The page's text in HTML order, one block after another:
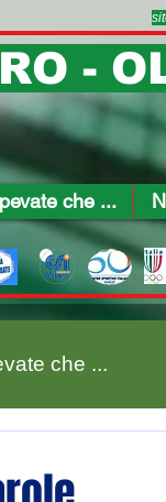
-
che ...
che ...